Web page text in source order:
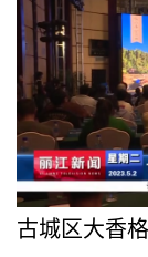
古城区大香